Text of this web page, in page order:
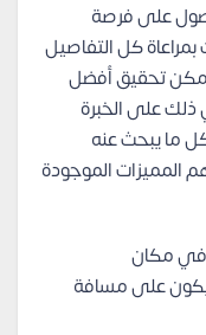
على فرصة
كل التفاصيل
تحقيق أفضل
على الخبرة
ما يبحث عنه
المميزات الموجودة
في مكان
على مسافة